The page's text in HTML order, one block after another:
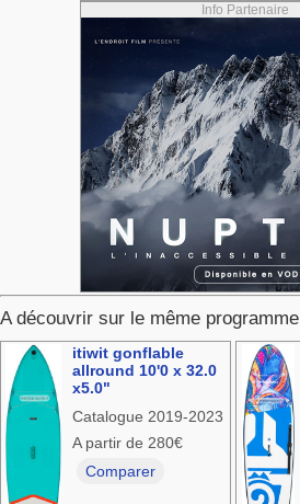
Info Partenaire
A découvrir sur le même programme
itiwit gonflable
allround 10'0 x 32.0
x5.0"
Catalogue 2019-2023
A partir de 280€
Comparer